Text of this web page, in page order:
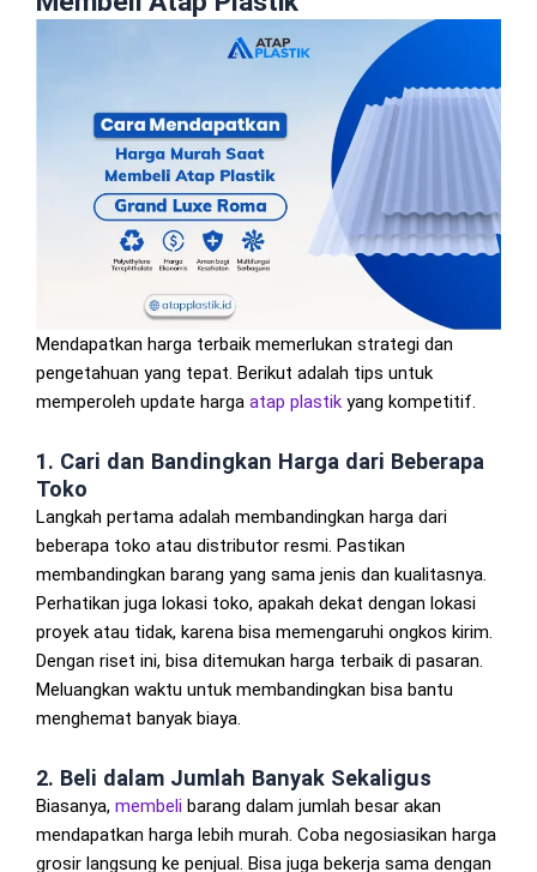
Mendapatkan harga terbaik memerlukan strategi dan
pengetahuan yang tepat. Berikut adalah tips untuk
memperoleh update harga atap plastik yang kompetitif.
1. Cari dan Bandingkan Harga dari Beberapa
Toko
Langkah pertama adalah membandingkan harga dari
beberapa toko atau distributor resmi. Pastikan
membandingkan barang yang sama jenis dan kualitasnya.
Perhatikan juga lokasi toko, apakah dekat dengan lokasi
proyek atau tidak, karena bisa memengaruhi ongkos kirim.
Dengan riset ini, bisa ditemukan harga terbaik di pasaran.
Meluangkan waktu untuk membandingkan bisa bantu
menghemat banyak biaya.
2. Beli dalam Jumlah Banyak Sekaligus
Biasanya, membeli barang dalam jumlah besar akan
mendapatkan harga lebih murah. Coba negosiasikan harga
grosir langsung ke penjual. Bisa juga bekerja sama dengan